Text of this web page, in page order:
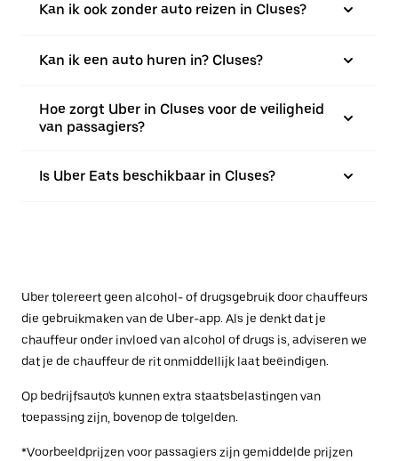
Kan ik ook zonder auto reizen in Cluses?
Kan ik een auto huren in? Cluses?
Hoe zorgt Uber in Cluses voor de veiligheid
van passagiers?
Is Uber Eats beschikbaar in Cluses?
Uber tolereert geen alcohol- of drugsgebruik door chauffeurs
die gebruikmaken van de Uber-app. Als je denkt dat je
chauffeur onder invloed van alcohol of drugs is, adviseren we
dat je de chauffeur de rit onmiddellijk laat beëindigen.
Op bedrijfsauto's kunnen extra staatsbelastingen van
toepassing zijn, bovenop de tolgelden.
*Voorbeeldprijzen voor passagiers zijn gemiddelde prijzen